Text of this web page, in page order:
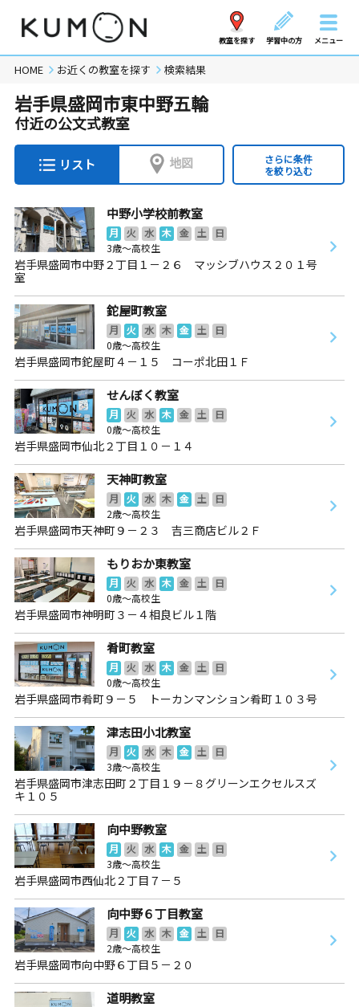
教室を探す 学習中の方 メニュー
HOME お近くの教室を探す 検索結果
岩手県盛岡市東中野五輪
付近の公文式教室
リスト 地図
さらに条件
を絞り込む
中野小学校前教室
月 火 水 木 金 土
日
3歳～高校生
岩手県盛岡市中野２丁目１－２６ マッシブハウス２０１号
室
鉈屋町教室
月 火 水 木 金 土
日
0歳～高校生
岩手県盛岡市鉈屋町４－１５ コーポ北田１Ｆ
せんぼく教室
月 火 水 木 金 土
日
0歳～高校生
岩手県盛岡市仙北２丁目１０－１４
天神町教室
月 火 水 木 金 土
日
2歳～高校生
岩手県盛岡市天神町９－２３ 吉三商店ビル２Ｆ
もりおか東教室
月 火 水 木 金 土
日
0歳～高校生
岩手県盛岡市神明町３－４相良ビル１階
肴町教室
月 火 水 木 金 土
日
0歳～高校生
岩手県盛岡市肴町９－５ トーカンマンション肴町１０３号
津志田小北教室
月 火 水 木 金 土
日
3歳～高校生
岩手県盛岡市津志田町２丁目１９－８グリーンエクセルスズ
キ１０５
向中野教室
月 火 水 木 金 土
日
3歳～高校生
岩手県盛岡市西仙北２丁目７－５
向中野６丁目教室
月 火 水 木 金 土
日
2歳～高校生
岩手県盛岡市向中野６丁目５－２０
道明教室